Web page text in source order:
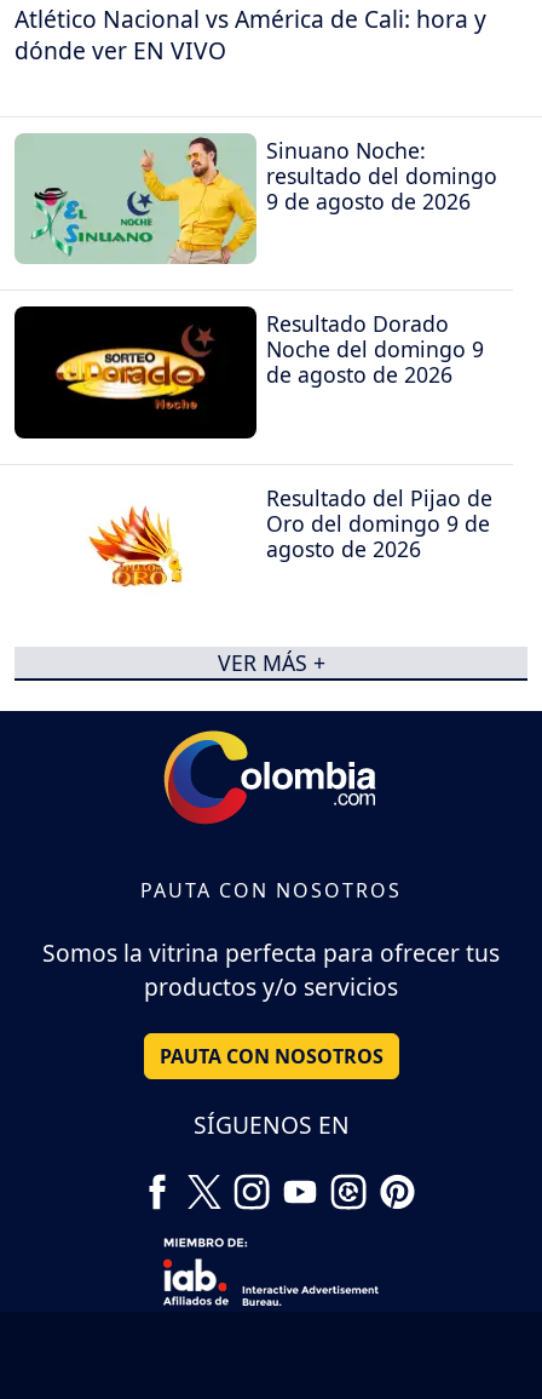
Atlético Nacional vs América de Cali: hora y
dónde ver EN VIVO
Sinuano Noche:
resultado del domingo
9 de agosto de 2026
Resultado Dorado
Noche del domingo 9
de agosto de 2026
Resultado del Pijao de
Oro del domingo 9 de
agosto de 2026
VER MÁS +
PAUTA CON NOSOTROS
Somos la vitrina perfecta para ofrecer tus
productos y/o servicios
PAUTA CON NOSOTROS
SÍGUENOS EN